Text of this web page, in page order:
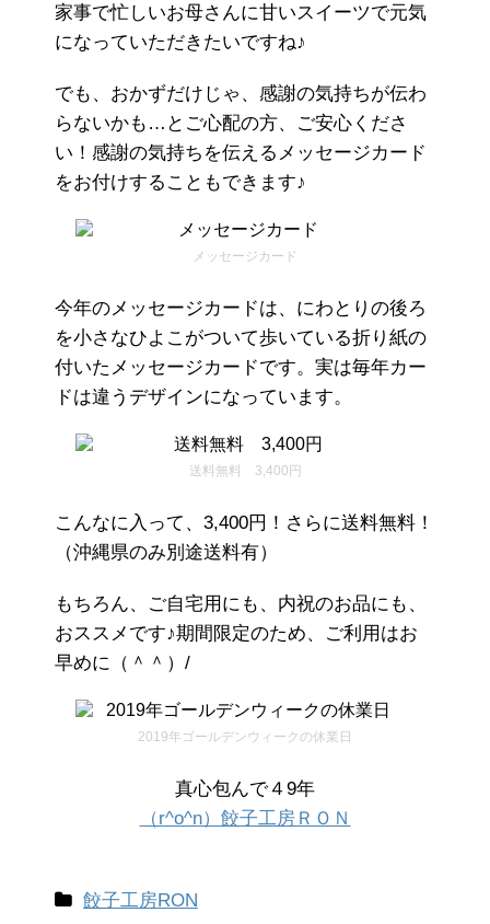
家事で忙しいお母さんに甘いスイーツで元気
になっていただきたいですね♪
でも、おかずだけじゃ、感謝の気持ちが伝わ
らないかも…とご心配の方、ご安心くださ
い！感謝の気持ちを伝えるメッセージカード
をお付けすることもできます♪
メッセージカード
今年のメッセージカードは、にわとりの後ろ
を小さなひよこがついて歩いている折り紙の
付いたメッセージカードです。実は毎年カー
ドは違うデザインになっています。
送料無料 3,400円
こんなに入って、3,400円！さらに送料無料！
（沖縄県のみ別途送料有）
もちろん、ご自宅用にも、内祝のお品にも、
おススメです♪期間限定のため、ご利用はお
早めに（＾＾）/
2019年ゴールデンウィークの休業日
真心包んで４9年
（r^o^n）餃子工房ＲＯＮ
餃子工房RON